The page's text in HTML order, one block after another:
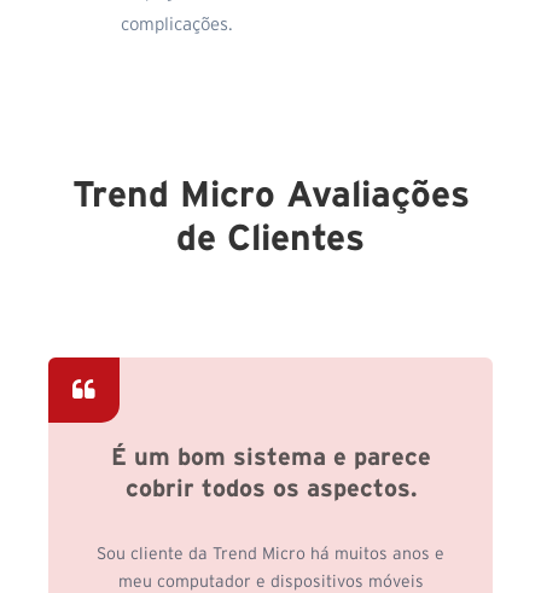
complicações.
Trend Micro Avaliações
de Clientes
É um bom sistema e parece
cobrir todos os aspectos.
Sou cliente da Trend Micro há muitos anos e
meu computador e dispositivos móveis